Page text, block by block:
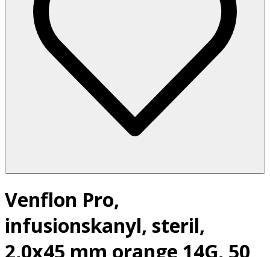
Venflon Pro,
infusionskanyl, steril,
2,0x45 mm orange 14G, 50